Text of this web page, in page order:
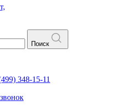
Поиск
348-15-11